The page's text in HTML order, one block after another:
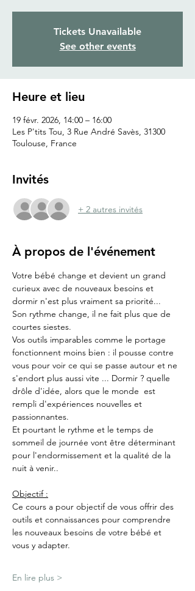
Tickets Unavailable
See other events
Heure et lieu
19 févr. 2026, 14:00 – 16:00
Les P'tits Tou, 3 Rue André Savès, 31300
Toulouse, France
Invités
+ 2 autres invités
À propos de l'événement
Votre bébé change et devient un grand
curieux avec de nouveaux besoins et
dormir n'est plus vraiment sa priorité...
Son rythme change, il ne fait plus que de
courtes siestes.
Vos outils imparables comme le portage
fonctionnent moins bien : il pousse contre
vous pour voir ce qui se passe autour et ne
s'endort plus aussi vite ... Dormir ? quelle
drôle d'idée, alors que le monde  est
rempli d'expériences nouvelles et
passionnantes.
Et pourtant le rythme et le temps de
sommeil de journée vont être déterminant
pour l'endormissement et la qualité de la
nuit à venir..
Objectif :
Ce cours a pour objectif de vous offrir des
outils et connaissances pour comprendre
les nouveaux besoins de votre bébé et
vous y adapter.
En lire plus >